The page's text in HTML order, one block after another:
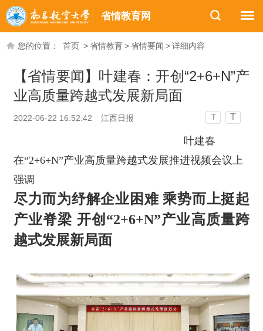
省情教育网
您的位置： 首页 >省情教育>省情要闻 >详细内容
【省情要闻】叶建春：开创“2+6+N”产
业高质量跨越式发展新局面
2022-06-22 16:52:42 江西日报 T T
叶建春
在“2+6+N”产业高质量跨越式发展推进视频会议上
强调
尽力而为纾解企业困难 乘势而上挺起
产业脊梁 开创“2+6+N”产业高质量跨
越式发展新局面